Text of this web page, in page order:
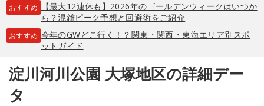
おすすめ
【最大12連休も】2026年のゴールデンウィークはいつか
ら？混雑ピーク予想と回避術をご紹介
おすすめ 今年のGWどこ行く！？関東・関西・東海エリア別スポ
ットガイド
淀川河川公園 大塚地区の詳細デー
タ